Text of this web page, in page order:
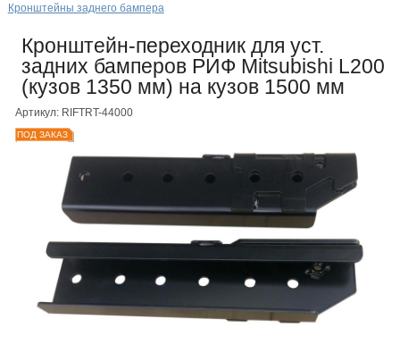
Кронштейны заднего бампера
Кронштейн-переходник для уст.
задних бамперов РИФ Mitsubishi L200
(кузов 1350 мм) на кузов 1500 мм
Артикул: RIFTRT-44000
ПОД ЗАКАЗ